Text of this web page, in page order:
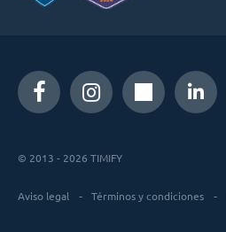
© 2013 - 2026 TIMIFY
Aviso legal Términos y condiciones